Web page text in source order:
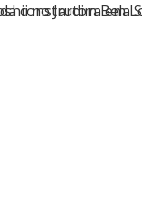
no Jardim Bela
construtora em